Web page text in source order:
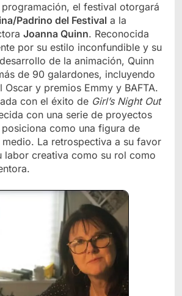
el festival otorgará
Padrino del Festival a la
Joanna Quinn. Reconocida
por su estilo inconfundible y su
de la animación, Quinn
de 90 galardones, incluyendo
Oscar y premios Emmy y BAFTA.
con el éxito de Girl’s Night Out
con una serie de proyectos
como una figura de
La retrospectiva a su favor
labor creativa como su rol como